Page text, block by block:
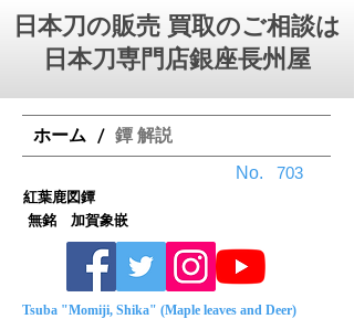
日本刀の販売 買取のご相談は
日本刀専門店銀座⻑州屋
ホーム / 鐔 解説
No.
無銘 加賀象嵌
Tsuba "Momiji, Shika" (Maple leaves and Deer)
紅葉鹿図鐔
703